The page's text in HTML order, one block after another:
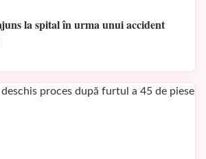
la spital în urma unui accident